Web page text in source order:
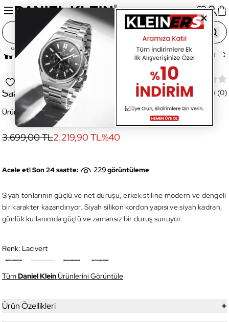
Ana Sayfa Saatler Akıllı Saatler Erkek Akıllı Saat
Favoriye Ekle
Paylaş
DT5SPORTS-02 Erkek Akıllı Kol
Saati
Ürün Kodu:DT5SPORTS-02
Değerlendirme (0)
3.699,00 TL2.219,90 TL%40
Acele et! Son 24 saatte: 229görüntüleme
Siyah tonlarının güçlü ve net duruşu, erkek stiline modern ve dengeli
bir karakter kazandırıyor. Siyah silikon kordon yapısı ve siyah kadran,
günlük kullanımda güçlü ve zamansız bir duruş sunuyor.
Renk: Lacivert
TümDaniel KleinÜrünlerini Görüntüle
Ürün Özellikleri +